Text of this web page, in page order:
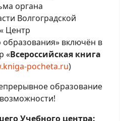
органа
Волгоградской
Центр
включён в
«Всероссийская книга
pocheta.ru)
образование
Учебного центра: